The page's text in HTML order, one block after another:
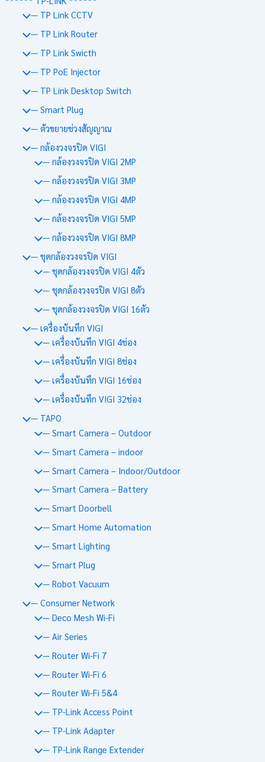
— TP Link CCTV
— TP Link Router
— TP Link Swicth
— TP PoE Injector
— TP Link Desktop Switch
— Smart Plug
— ตัวขยายช่วงสัญญาณ
— กล้องวงจรปิด VIGI
— กล้องวงจรปิด VIGI 2MP
— กล้องวงจรปิด VIGI 3MP
— กล้องวงจรปิด VIGI 4MP
— กล้องวงจรปิด VIGI 5MP
— กล้องวงจรปิด VIGI 8MP
— ชุดกล้องวงจรปิด VIGI
— ชุดกล้องวงจรปิด VIGI 4ตัว
— ชุดกล้องวงจรปิด VIGI 8ตัว
— ชุดกล้องวงจรปิด VIGI 16ตัว
— เครื่องบันทึก VIGI
— เครื่องบันทึก VIGI 4ช่อง
— เครื่องบันทึก VIGI 8ช่อง
— เครื่องบันทึก VIGI 16ช่อง
— เครื่องบันทึก VIGI 32ช่อง
— TAPO
— Smart Camera – Outdoor
— Smart Camera – indoor
— Smart Camera – Indoor/Outdoor
— Smart Camera – Battery
— Smart Doorbell
— Smart Home Automation
— Smart Lighting
— Smart Plug
— Robot Vacuum
— Consumer Network
— Deco Mesh Wi-Fi
— Air Series
— Router Wi-Fi 7
— Router Wi-Fi 6
— Router Wi-Fi 5&4
— TP-Link Access Point
— TP-Link Adapter
— TP-Link Range Extender